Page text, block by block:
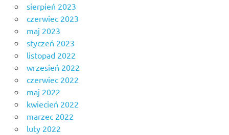
sierpień 2023
czerwiec 2023
maj 2023
styczeń 2023
listopad 2022
wrzesień 2022
czerwiec 2022
maj 2022
kwiecień 2022
marzec 2022
luty 2022